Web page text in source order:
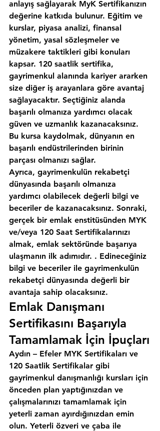
anlayış sağlayarak MyK Sertifikanızın
değerine katkıda bulunur. Eğitim ve
kurslar, piyasa analizi, finansal
yönetim, yasal sözleşmeler ve
müzakere taktikleri gibi konuları
kapsar. 120 saatlik sertifika,
gayrimenkul alanında kariyer ararken
size diğer iş arayanlara göre avantaj
sağlayacaktır. Seçtiğiniz alanda
başarılı olmanıza yardımcı olacak
güven ve uzmanlık kazanacaksınız.
Bu kursa kaydolmak, dünyanın en
başarılı endüstrilerinden birinin
parçası olmanızı sağlar.
Ayrıca, gayrimenkulün rekabetçi
dünyasında başarılı olmanıza
yardımcı olabilecek değerli bilgi ve
beceriler de kazanacaksınız. Sonraki,
gerçek bir emlak enstitüsünden MYK
ve/veya 120 Saat Sertifikalarınızı
almak, emlak sektöründe başarıya
ulaşmanın ilk adımıdır. . Edineceğiniz
bilgi ve beceriler ile gayrimenkulün
rekabetçi dünyasında değerli bir
avantaja sahip olacaksınız.
Emlak Danışmanı
Sertifikasını Başarıyla
Tamamlamak İçin İpuçları
Aydın – Efeler MYK Sertifikaları ve
120 Saatlik Sertifikalar gibi
gayrimenkul danışmanlığı kursları için
önceden plan yaptığınızdan ve
çalışmalarınızı tamamlamak için
yeterli zaman ayırdığınızdan emin
olun. Yeterli özveri ve çaba ile